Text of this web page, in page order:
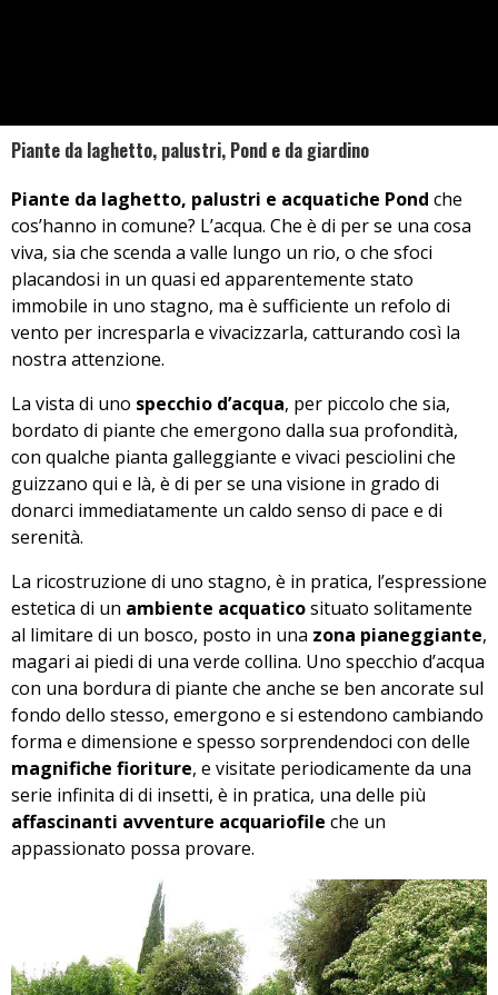
Piante da laghetto, palustri, Pond e da giardino
Piante da laghetto, palustri e acquatiche Pond che
cos’hanno in comune? L’acqua. Che è di per se una cosa
viva, sia che scenda a valle lungo un rio, o che sfoci
placandosi in un quasi ed apparentemente stato
immobile in uno stagno, ma è sufficiente un refolo di
vento per incresparla e vivacizzarla, catturando così la
nostra attenzione.
La vista di uno specchio d’acqua, per piccolo che sia,
bordato di piante che emergono dalla sua profondità,
con qualche pianta galleggiante e vivaci pesciolini che
guizzano qui e là, è di per se una visione in grado di
donarci immediatamente un caldo senso di pace e di
serenità.
La ricostruzione di uno stagno, è in pratica, l’espressione
estetica di un ambiente acquaticosituato solitamente
al limitare di un bosco, posto in una zona pianeggiante,
magari ai piedi di una verde collina. Uno specchio d’acqua
con una bordura di piante che anche se ben ancorate sul
fondo dello stesso, emergono e si estendono cambiando
forma e dimensione e spesso sorprendendoci con delle
magnifiche fioriture, e visitate periodicamente da una
serie infinita di di insetti, è in pratica, una delle più
affascinanti avventure acquariofile che un
appassionato possa provare.